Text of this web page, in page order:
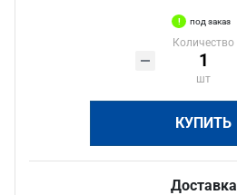
под заказ
Количество
шт
КУПИТЬ
Доставка